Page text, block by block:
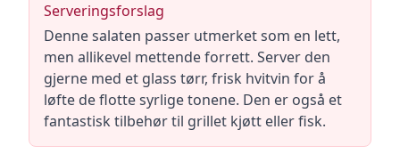
Serveringsforslag
Denne salaten passer utmerket som en lett,
men allikevel mettende forrett. Server den
gjerne med et glass tørr, frisk hvitvin for å
løfte de flotte syrlige tonene. Den er også et
fantastisk tilbehør til grillet kjøtt eller fisk.